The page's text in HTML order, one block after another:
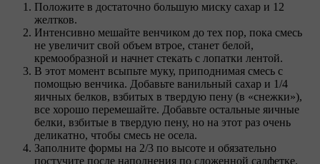
Положите в достаточно большую миску сахар и 12
желтков.
Интенсивно мешайте венчиком до тех пор, пока смесь
не увеличит свой объем втрое, станет белой,
кремообразной и начнет стекать с лопатки лентой.
В этот момент всыпьте муку, приподнимая смесь с
помощью венчика. Добавьте ванильный сахар и 1/4
яичных белков, взбитых в твердую пену (в «снежки»),
все хорошо перемешайте. Добавьте остальные яичные
белки, взбитые в твердую пену, но на этот раз очень
деликатно, чтобы смесь не осела.
Заполните формы на 2/3 по высоте и обязательно
постучите после наполнения по сложенной салфетке.